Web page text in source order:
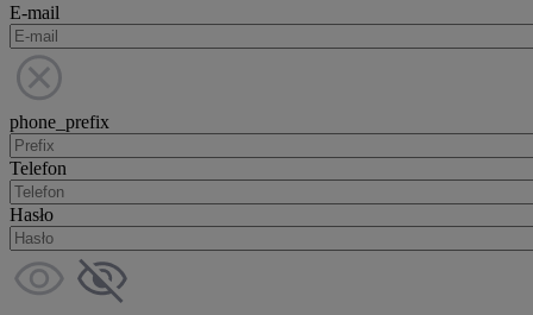
E-mail
phone_prefix
Telefon
Hasło